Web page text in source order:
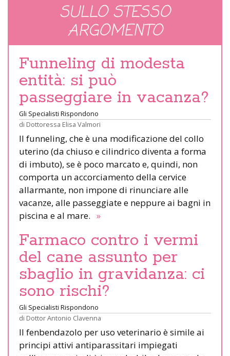
SULLO STESSO
ARGOMENTO
Funneling di modesta
entità: si può
passeggiare in vacanza?
Gli Specialisti Rispondono
di Dottoressa Elisa Valmori
Il funneling, che è una modificazione del collo
uterino (da chiuso e cilindrico diventa a forma
di imbuto), se è poco marcato e, quindi, non
comporta un accorciamento della cervice
allarmante, non impone di rinunciare alle
vacanze, alle passeggiate e neppure ai bagni in
piscina e al mare. »
Farmaco contro i vermi
del cane assunto per
sbaglio in gravidanza: ci
sono rischi?
Gli Specialisti Rispondono
di Dottor Antonio Clavenna
Il fenbendazolo per uso veterinario è simile ai
principi attivi antiparassitari impiegati